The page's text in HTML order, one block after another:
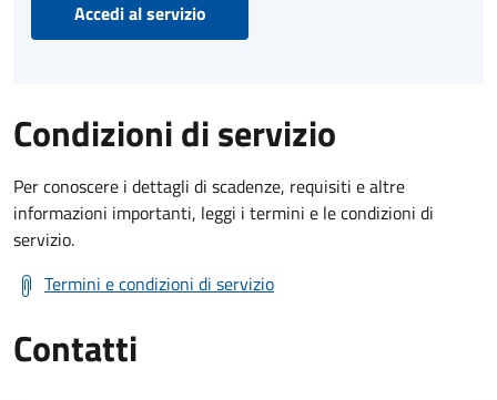
Accedi al servizio
Condizioni di servizio
Per conoscere i dettagli di scadenze, requisiti e altre
informazioni importanti, leggi i termini e le condizioni di
servizio.
Termini e condizioni di servizio
Contatti